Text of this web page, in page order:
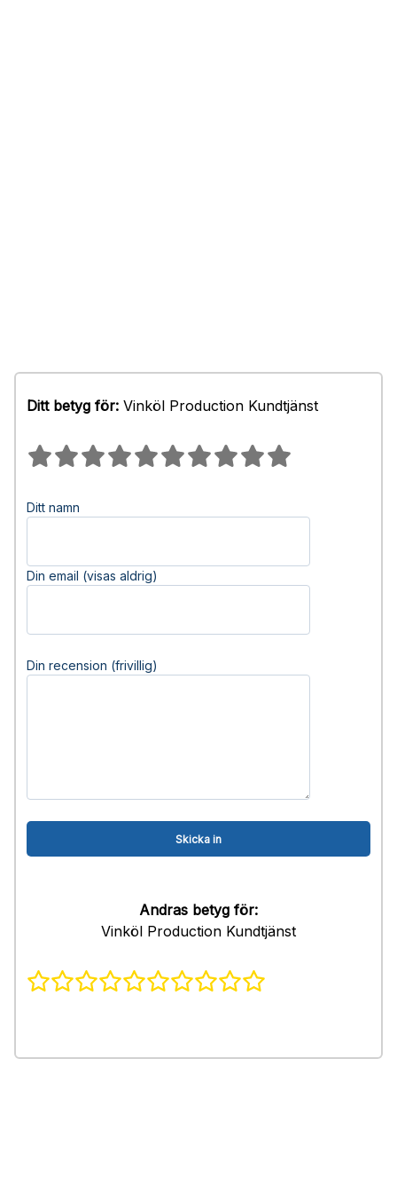
Ditt betyg för: Vinköl Production Kundtjänst
Ditt namn
Din email (visas aldrig)
Din recension (frivillig)
Andras betyg för:
Vinköl Production Kundtjänst